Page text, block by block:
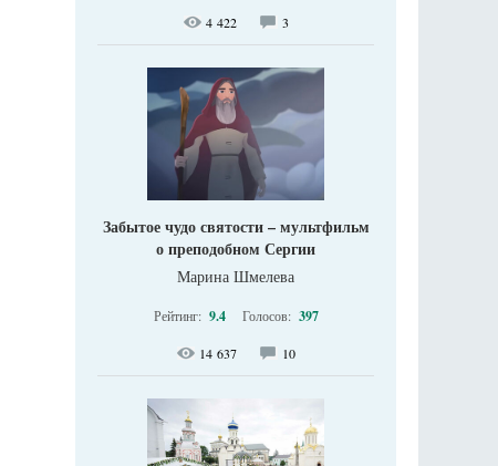
4 422 3
Забытое чудо святости – мультфильм
о преподобном Сергии
Марина Шмелева
Рейтинг: 9.4 Голосов: 397
14 637 10